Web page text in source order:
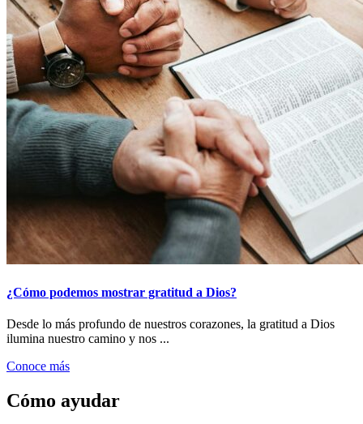
¿Cómo podemos mostrar gratitud a Dios?
Desde lo más profundo de nuestros corazones, la gratitud a Dios
ilumina nuestro camino y nos ...
Conoce más
Cómo ayudar